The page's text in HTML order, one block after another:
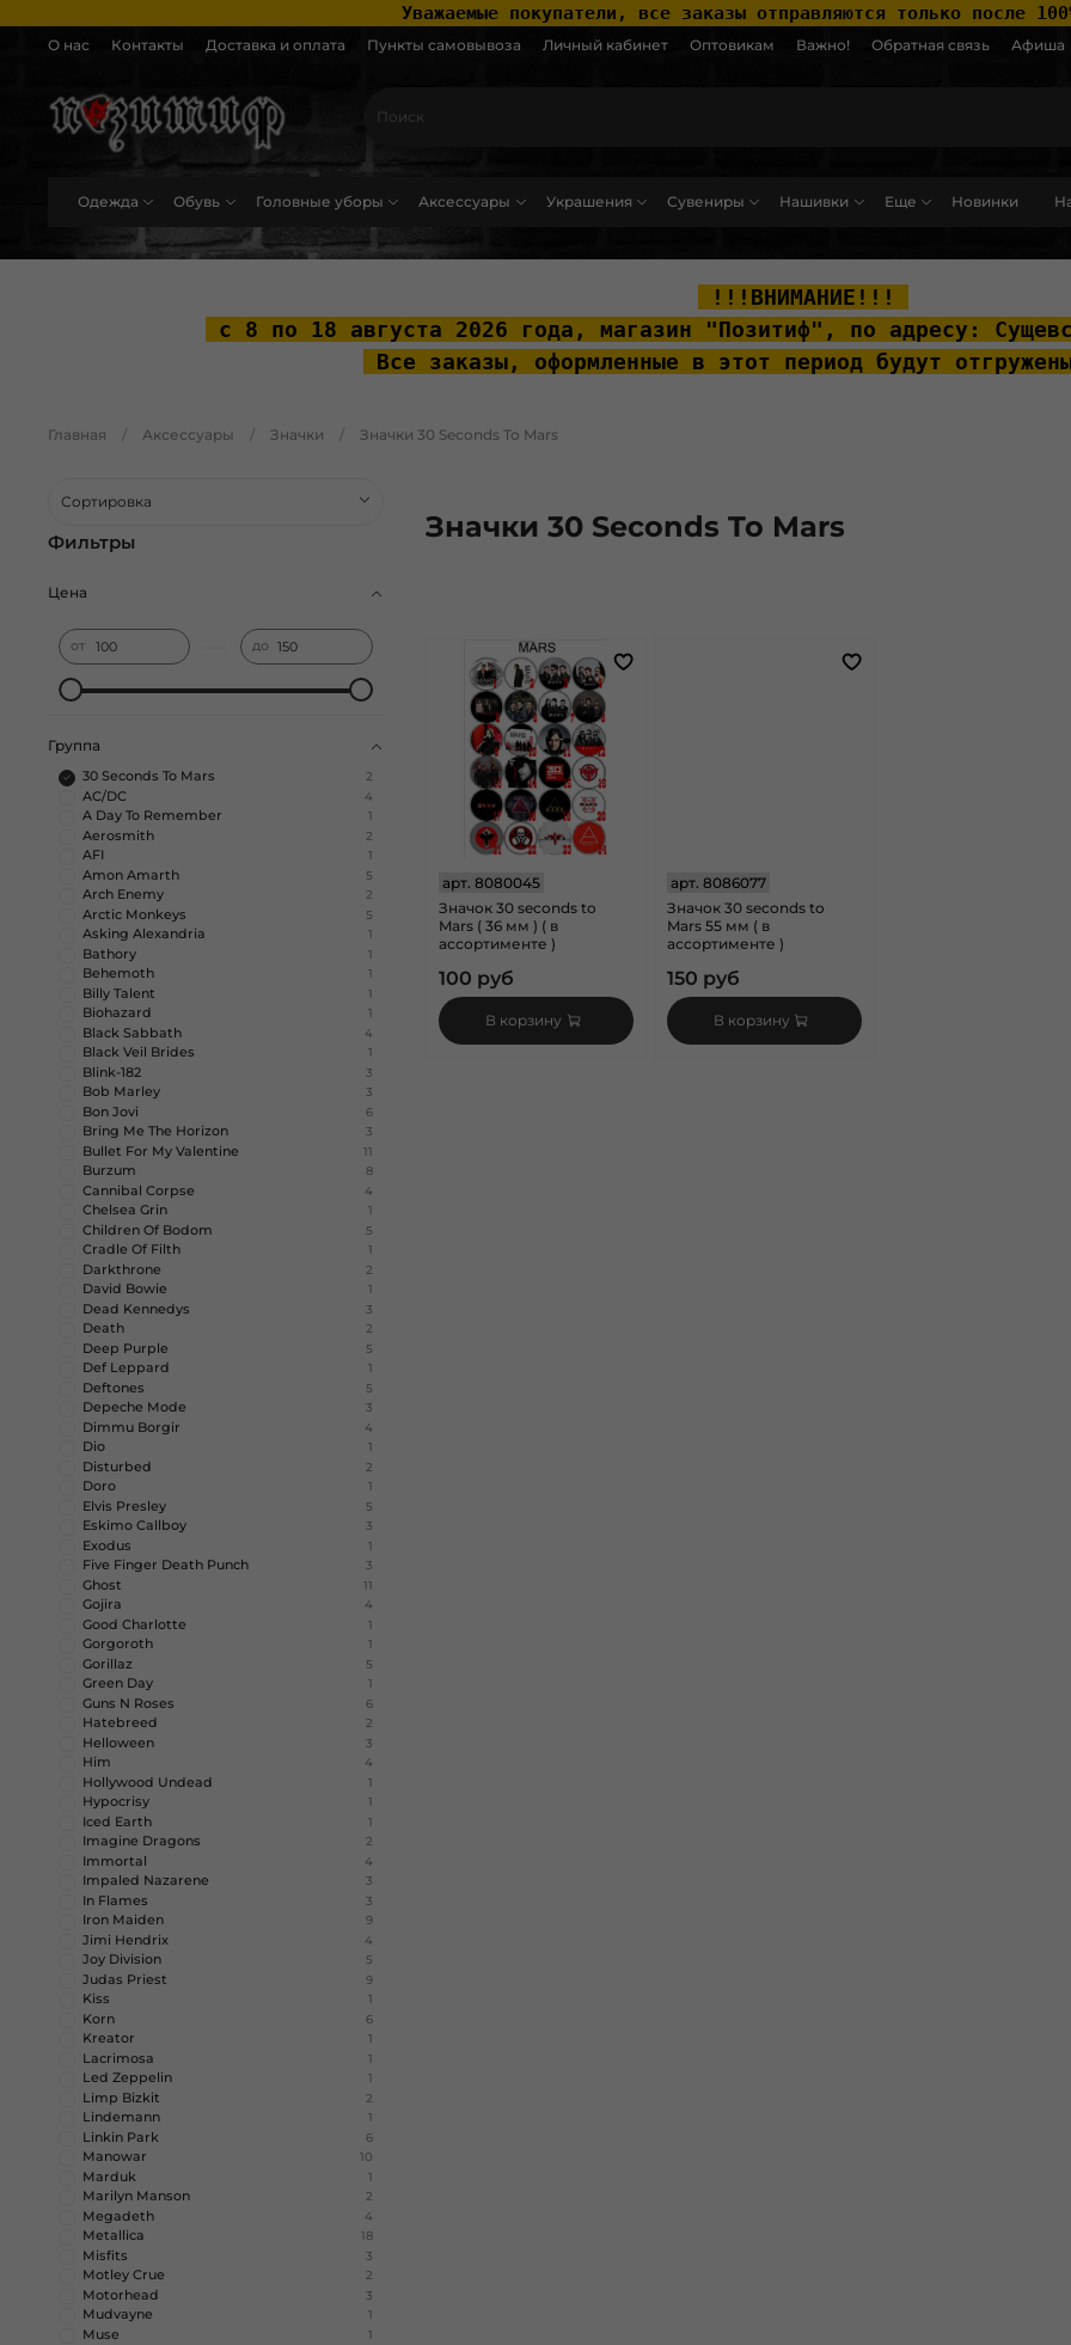
Уважаемые покупатели, все заказы отправляются только после
О нас Контакты Доставка и оплата Пункты самовывоза Личный кабинет Оптовикам Важно! Обратная связь Афиша
Одежда Обувь Головные уборы Аксессуары Украшения Сувениры Нашивки Еще Новинки
!!!ВНИМАНИЕ!!!
с 8 по 18 августа 2026 года, магазин "Позитиф", по адресу:
Все заказы, оформленные в этот период будут
Главная Аксессуары Значки Значки 30 Seconds To Mars
Значки 30 Seconds To Mars
арт. 8080045
Значок 30 seconds to
Mars ( 36 мм ) ( в
ассортименте )
100 руб
В корзину
арт. 8086077
Значок 30 seconds to
Mars 55 мм ( в
ассортименте )
150 руб
В корзину
Фильтры
Цена
от до
Группа
30 Seconds To Mars 2
AC/DC 4
A Day To Remember 1
Aerosmith 2
AFI 1
Amon Amarth 5
Arch Enemy 2
Arctic Monkeys 5
Asking Alexandria 1
Bathory 1
Behemoth 1
Billy Talent 1
Biohazard 1
Black Sabbath 4
Black Veil Brides 1
Blink-182 3
Bob Marley 3
Bon Jovi 6
Bring Me The Horizon 3
Bullet For My Valentine 11
Burzum 8
Cannibal Corpse 4
Chelsea Grin 1
Children Of Bodom 5
Cradle Of Filth 1
Darkthrone 2
David Bowie 1
Dead Kennedys 3
Death 2
Deep Purple 5
Def Leppard 1
Deftones 5
Depeche Mode 3
Dimmu Borgir 4
Dio 1
Disturbed 2
Doro 1
Elvis Presley 5
Eskimo Callboy 3
Exodus 1
Five Finger Death Punch 3
Ghost 11
Gojira 4
Good Charlotte 1
Gorgoroth 1
Gorillaz 5
Green Day 1
Guns N Roses 6
Hatebreed 2
Helloween 3
Him 4
Hollywood Undead 1
Hypocrisy 1
Iced Earth 1
Imagine Dragons 2
Immortal 4
Impaled Nazarene 3
In Flames 3
Iron Maiden 9
Jimi Hendrix 4
Joy Division 5
Judas Priest 9
Kiss 1
Korn 6
Kreator 1
Lacrimosa 1
Led Zeppelin 1
Limp Bizkit 2
Lindemann 1
Linkin Park 6
Manowar 10
Marduk 1
Marilyn Manson 2
Megadeth 4
Metallica 18
Misfits 3
Motley Crue 2
Motorhead 3
Mudvayne 1
Muse 1